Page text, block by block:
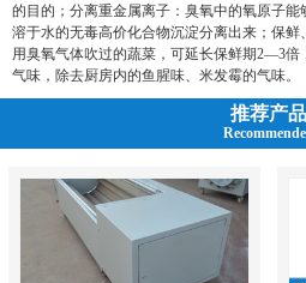
的目的；分离重金属离子：臭氧中的氧原子
溶于水的无毒高价化合物沉淀分离出来；保
用臭氧气体吹过的蔬菜，可延长保鲜期2—3倍
气味，除去厨房内的鱼腥味、米发霉的气味。
推荐产品